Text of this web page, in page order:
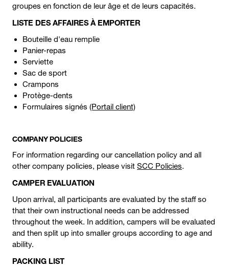
groupes en fonction de leur âge et de leurs capacités.
LISTE DES AFFAIRES À EMPORTER
Bouteille d'eau remplie
Panier-repas
Serviette
Sac de sport
Crampons
Protège-dents
Formulaires signés (Portail client)
COMPANY POLICIES
For information regarding our cancellation policy and all
other company policies, please visit SCC Policies.
CAMPER EVALUATION
Upon arrival, all participants are evaluated by the staff so
that their own instructional needs can be addressed
throughout the week. In addition, campers will be evaluated
and then split up into smaller groups according to age and
ability.
PACKING LIST